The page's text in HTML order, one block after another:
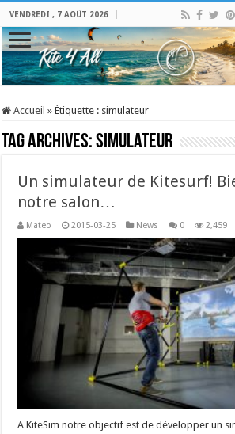
VENDREDI , 7 AOÛT 2026
Accueil » Étiquette : simulateur
Tag Archives:simulateur
Un simulateur de Kitesurf!
notre salon…
Mateo 2015-03-25 News 0 2,459
A KiteSim notre objectif est de développer un